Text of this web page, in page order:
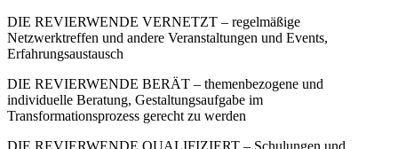
DIE REVIERWENDE VERNETZT – regelmäßige
Netzwerktreffen und andere Veranstaltungen und Events,
Erfahrungsaustausch
DIE REVIERWENDE BERÄT – themenbezogene und
individuelle Beratung, Gestaltungsaufgabe im
Transformationsprozess gerecht zu werden
DIE REVIERWENDE QUALIFIZIERT – Schulungen und